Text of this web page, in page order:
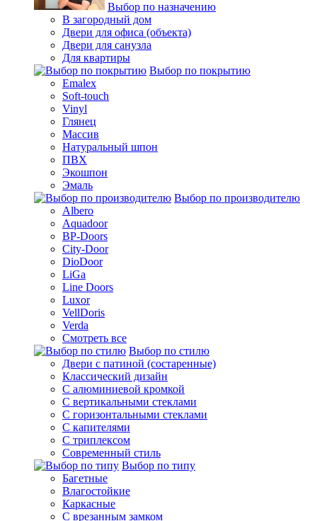
Выбор по назначению
В загородный дом
Двери для офиса (объекта)
Двери для санузла
Для квартиры
Выбор по покрытию
Emalex
Soft-touch
Vinyl
Глянец
Массив
Натуральный шпон
ПВХ
Экошпон
Эмаль
Выбор по производителю
Albero
Aquadoor
BP-Doors
City-Door
DioDoor
LiGa
Line Doors
Luxor
VellDoris
Verda
Смотреть все
Выбор по стилю
Двери с патиной (состаренные)
Классический дизайн
С алюминиевой кромкой
С вертикальными стеклами
С горизонтальными стеклами
С капителями
С триплексом
Современный стиль
Выбор по типу
Багетные
Влагостойкие
Каркасные
С врезанным замком